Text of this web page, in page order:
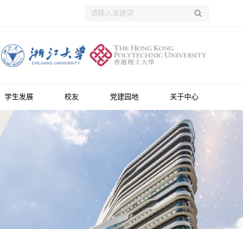
学生发展 校友 党建园地 关于中心